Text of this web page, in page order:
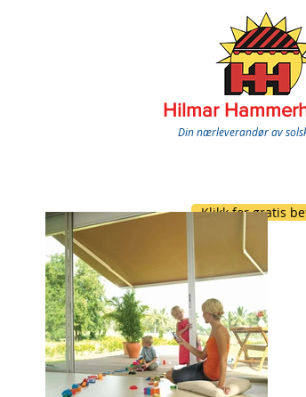
Hilmar
Din nærleverandør av
Klikk for gratis